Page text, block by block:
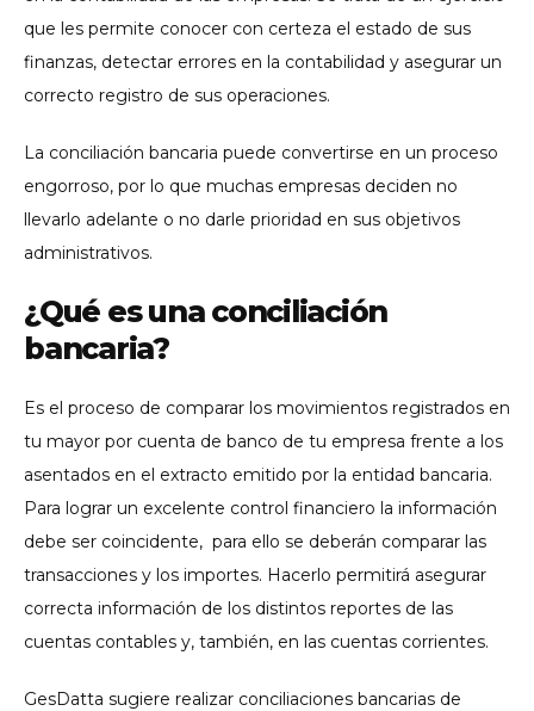
que les permite conocer con certeza el estado de sus
finanzas, detectar errores en la contabilidad y asegurar un
correcto registro de sus operaciones.
La conciliación bancaria puede convertirse en un proceso
engorroso, por lo que muchas empresas deciden no
llevarlo adelante o no darle prioridad en sus objetivos
administrativos.
¿Qué es una conciliación
bancaria?
Es el proceso de comparar los movimientos registrados en
tu mayor por cuenta de banco de tu empresa frente a los
asentados en el extracto emitido por la entidad bancaria.
Para lograr un excelente control financiero la información
debe ser coincidente, para ello se deberán comparar las
transacciones y los importes. Hacerlo permitirá asegurar
correcta información de los distintos reportes de las
cuentas contables y, también, en las cuentas corrientes.
GesDatta sugiere realizar conciliaciones bancarias de